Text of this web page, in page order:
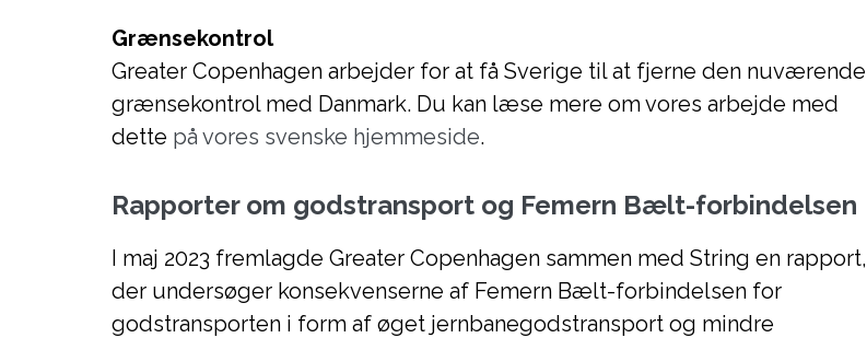
Grænsekontrol
Greater Copenhagen arbejder for at få Sverige til at fjerne den nuværende
grænsekontrol med Danmark. Du kan læse mere om vores arbejde med
dette på vores svenske hjemmeside.
Rapporter om godstransport og Femern Bælt-forbindelsen
I maj 2023 fremlagde Greater Copenhagen sammen med String en rapport,
der undersøger konsekvenserne af Femern Bælt-forbindelsen for
godstransporten i form af øget jernbanegodstransport og mindre